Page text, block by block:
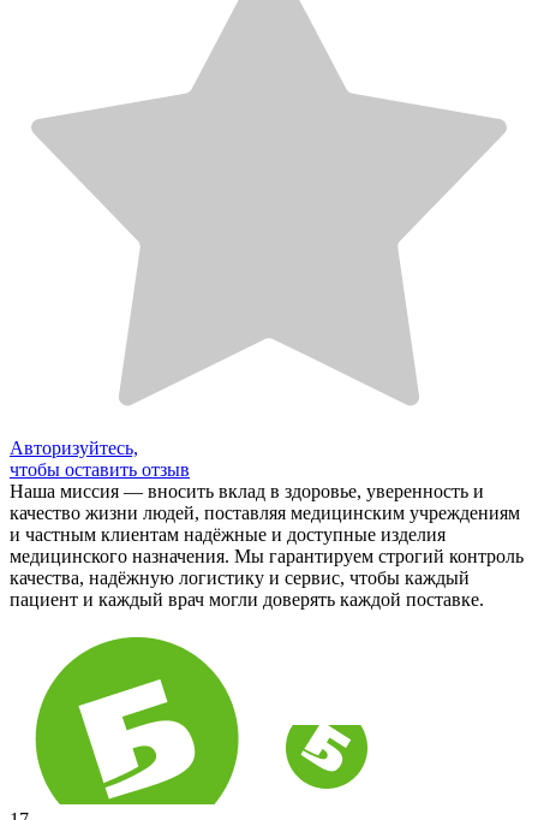
Авторизуйтесь,
чтобы оставить отзыв
Наша миссия — вносить вклад в здоровье, уверенность и
качество жизни людей, поставляя медицинским учреждениям
и частным клиентам надёжные и доступные изделия
медицинского назначения. Мы гарантируем строгий контроль
качества, надёжную логистику и сервис, чтобы каждый
пациент и каждый врач могли доверять каждой поставке.